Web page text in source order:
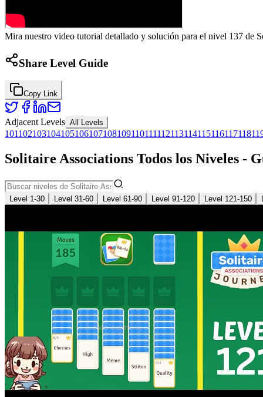
Mira nuestro video tutorial detallado y solución para el nivel 137 de
Share Level Guide
Copy Link
Adjacent Levels All Levels
101102103104105106107108109110111112113114115116117118
Solitaire Associations Todos los Niveles -
Level 1-30 Level 31-60 Level 61-90 Level 91-120 Level 121-150